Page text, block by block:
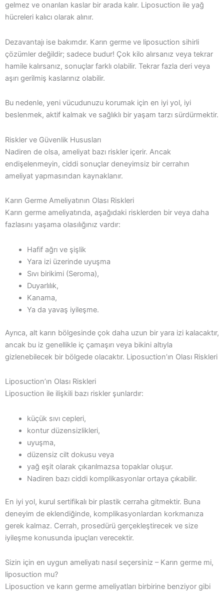
gelmez ve onarılan kaslar bir arada kalır. Liposuction ile yağ
hücreleri kalıcı olarak alınır.
Dezavantajı ise bakımdır. Karın germe ve liposuction sihirli
çözümler değildir; sadece budur! Çok kilo alırsanız veya tekrar
hamile kalırsanız, sonuçlar farklı olabilir. Tekrar fazla deri veya
aşırı gerilmiş kaslarınız olabilir.
Bu nedenle, yeni vücudunuzu korumak için en iyi yol, iyi
beslenmek, aktif kalmak ve sağlıklı bir yaşam tarzı sürdürmektir.
Riskler ve Güvenlik Hususları
Nadiren de olsa, ameliyat bazı riskler içerir. Ancak
endişelenmeyin, ciddi sonuçlar deneyimsiz bir cerrahın
ameliyat yapmasından kaynaklanır.
Karın Germe Ameliyatının Olası Riskleri
Karın germe ameliyatında, aşağıdaki risklerden bir veya daha
fazlasını yaşama olasılığınız vardır:
Hafif ağrı ve şişlik
Yara izi üzerinde uyuşma
Sıvı birikimi (Seroma),
Duyarlılık,
Kanama,
Ya da yavaş iyileşme.
Ayrıca, alt karın bölgesinde çok daha uzun bir yara izi kalacaktır,
ancak bu iz genellikle iç çamaşırı veya bikini altıyla
gizlenebilecek bir bölgede olacaktır. Liposuction’ın Olası Riskleri
Liposuction’ın Olası Riskleri
Liposuction ile ilişkili bazı riskler şunlardır:
küçük sıvı cepleri,
kontur düzensizlikleri,
uyuşma,
düzensiz cilt dokusu veya
yağ eşit olarak çıkarılmazsa topaklar oluşur.
Nadiren bazı ciddi komplikasyonlar ortaya çıkabilir.
En iyi yol, kurul sertifikalı bir plastik cerraha gitmektir. Buna
deneyim de eklendiğinde, komplikasyonlardan korkmanıza
gerek kalmaz. Cerrah, prosedürü gerçekleştirecek ve size
iyileşme konusunda ipuçları verecektir.
Sizin için en uygun ameliyatı nasıl seçersiniz – Karın germe mi,
liposuction mu?
Liposuction ve karın germe ameliyatları birbirine benziyor gibi